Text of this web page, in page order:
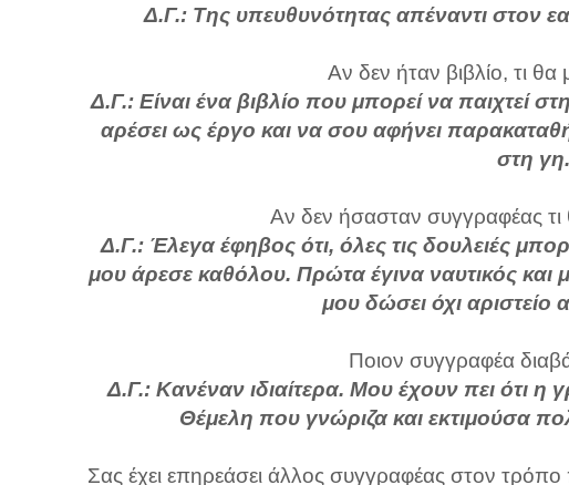
Δ.Γ.: Της υπευθυνότητας απέναντι στον
Αν δεν ήταν βιβλίο, τι θα
Δ.Γ.: Είναι ένα βιβλίο που μπορεί να παιχτεί
αρέσει ως έργο και να σου αφήνει
στη γη.
Αν δεν ήσασταν συγγραφέας τι
Δ.Γ.: Έλεγα έφηβος ότι, όλες τις δουλειές
μου άρεσε καθόλου. Πρώτα έγινα ναυτικός
μου δώσει όχι
Ποιον συγγραφέα
Δ.Γ.: Κανέναν ιδιαίτερα. Μου έχουν πει ότι η
Θέμελη που γνώριζα και εκτιμούσα
Σας έχει επηρεάσει άλλος συγγραφέας στον τρόπο